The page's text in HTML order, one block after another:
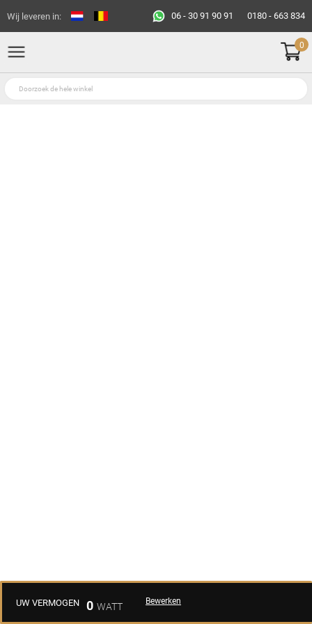
Wij leveren in: 06 - 30 91 90 91 0180 - 663 834
0
UW VERMOGEN 0 Bewerken